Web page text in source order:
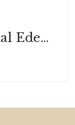
Mete Karagöl – Mahal Edebiyat / Mart 2022